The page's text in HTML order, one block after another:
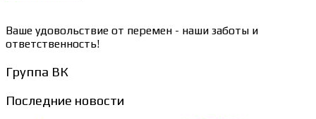
Ваше удовольствие от перемен - наши заботы и
ответственность!
Группа ВК
Последние новости